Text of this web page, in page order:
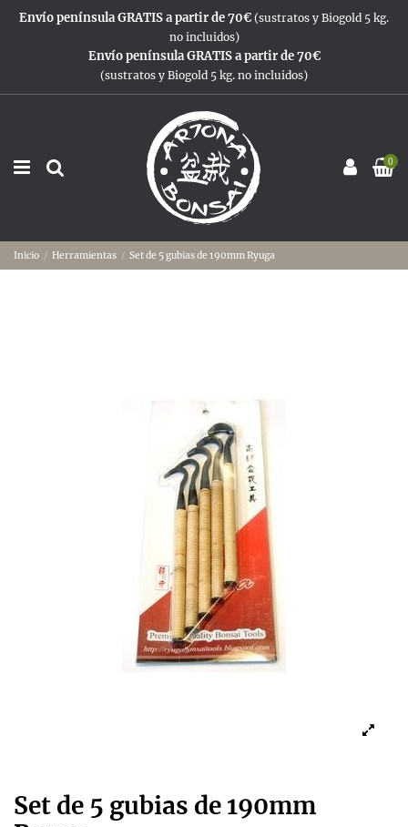
Envío península GRATIS a partir de 70€ (sustratos y Biogold 5 kg.
no incluidos)
Envío península GRATIS a partir de 70€
(sustratos y Biogold 5 kg. no incluidos)
0
Inicio Herramientas Set de 5 gubias de 190mm Ryuga
Set de 5 gubias de 190mm